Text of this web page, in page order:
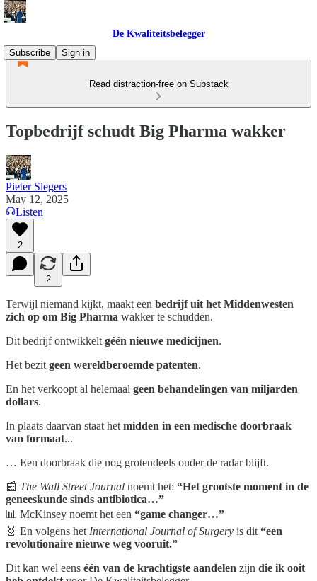
De Kwaliteitsbelegger
Subscribe
Sign in
Read distraction-free on Substack
Topbedrijf schudt Big Pharma wakker
Pieter Slegers
May 12, 2025
Listen
2
2
Terwijl niemand kijkt, maakt een bedrijf uit het Middenwesten
zich op om Big Pharma wakker te schudden.
Dit bedrijf ontwikkelt géén nieuwe medicijnen.
Het bezit geen wereldberoemde patenten.
En het verkoopt al helemaal geen behandelingen van miljarden
dollars.
In plaats daarvan staat het midden in een medische doorbraak
van formaat...
… Een doorbraak die nog grotendeels onder de radar blijft.
📰 The Wall Street Journal noemt het: “Het grootste moment in de
geneeskunde sinds antibiotica…”
📊 McKinsey noemt het een “game changer…”
🧬 En volgens het International Journal of Surgery is dit “een
revolutionaire nieuwe weg vooruit.”
Dit kan wel eens één van de krachtigste aandelen zijn die ik ooit